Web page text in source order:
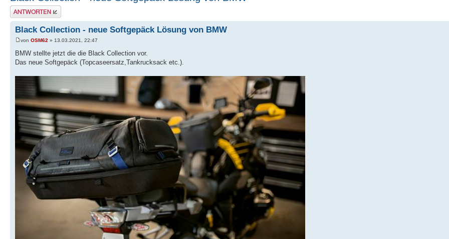
Antwort schreiben
Black Collection - neue Softgepäck Lösung von BMW
von OSM62 » 13.03.2021, 22:47
BMW stellte jetzt die die Black Collection vor.
Das neue Softgepäck (Topcaseersatz,Tankrucksack etc.).